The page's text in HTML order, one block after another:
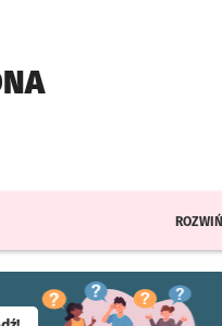
ROZWIŃ